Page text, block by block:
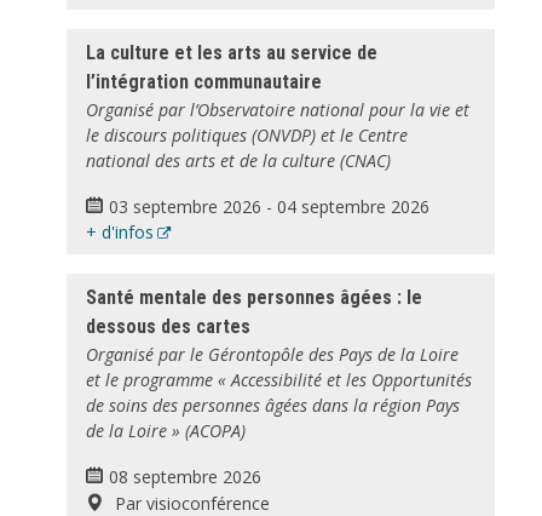
La culture et les arts au service de
l’intégration communautaire
Organisé par l’Observatoire national pour la vie et
le discours politiques (ONVDP) et le Centre
national des arts et de la culture (CNAC)
03 septembre 2026 - 04 septembre 2026
+ d'infos
Santé mentale des personnes âgées : le
dessous des cartes
Organisé par le Gérontopôle des Pays de la Loire
et le programme « Accessibilité et les Opportunités
de soins des personnes âgées dans la région Pays
de la Loire » (ACOPA)
08 septembre 2026
Par visioconférence